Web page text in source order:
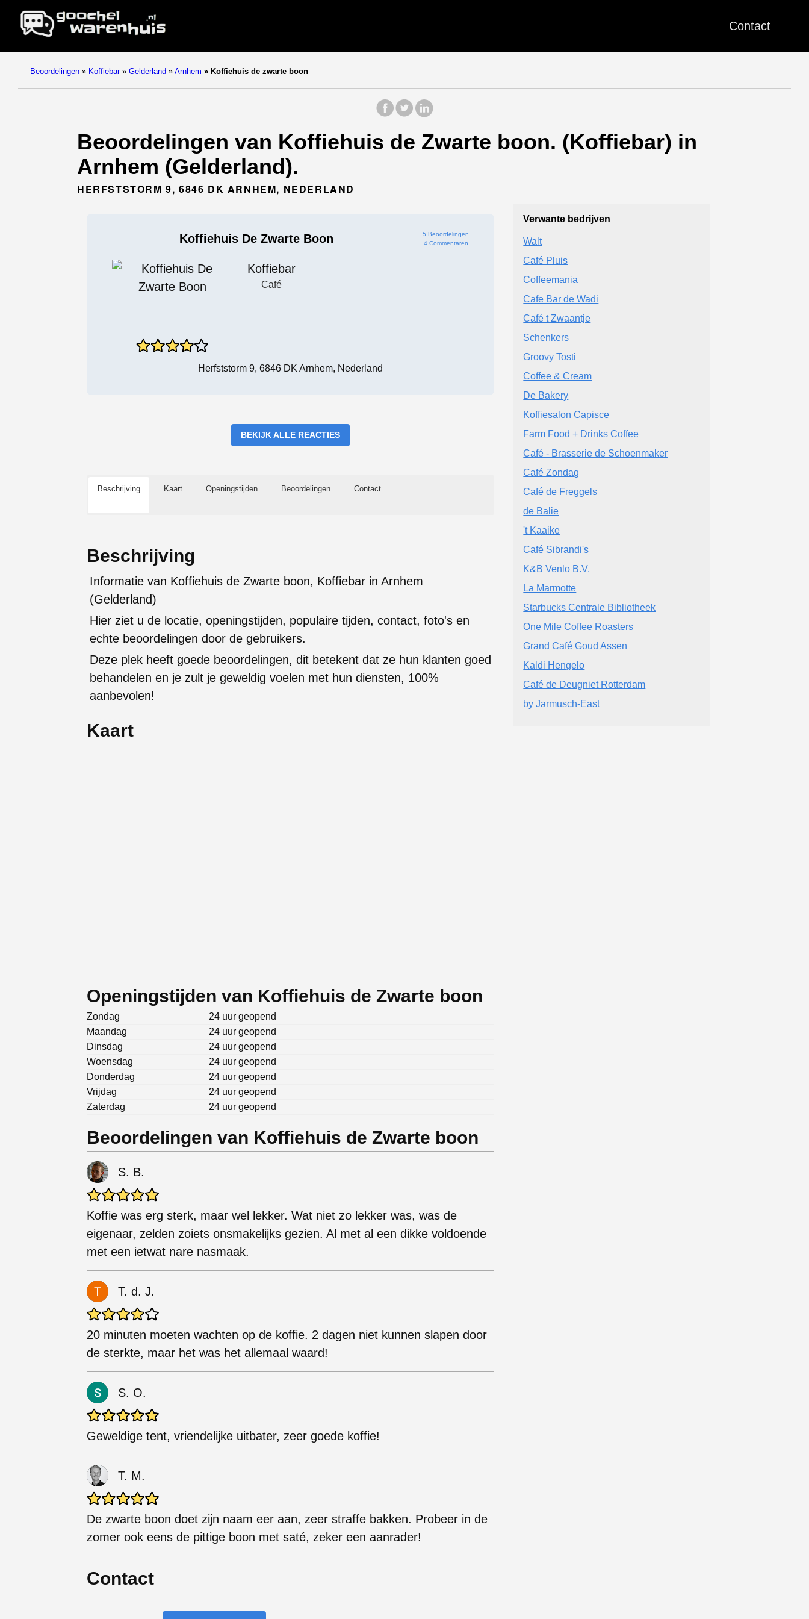
Contact
Beoordelingen » Koffiebar » Gelderland » Arnhem » Koffiehuis de zwarte boon
Beoordelingen van Koffiehuis de Zwarte boon. (Koffiebar) in
Arnhem (Gelderland).
HERFSTSTORM 9, 6846 DK ARNHEM, NEDERLAND
Koffiehuis De Zwarte Boon
5 Beoordelingen
4 Commentaren
Koffiebar
Café
Herfststorm 9, 6846 DK Arnhem, Nederland
BEKIJK ALLE REACTIES
Beschrijving Kaart Openingstijden Beoordelingen Contact
Beschrijving
Informatie van Koffiehuis de Zwarte boon, Koffiebar in Arnhem
(Gelderland)
Hier ziet u de locatie, openingstijden, populaire tijden, contact, foto's en
echte beoordelingen door de gebruikers.
Deze plek heeft goede beoordelingen, dit betekent dat ze hun klanten goed
behandelen en je zult je geweldig voelen met hun diensten, 100%
aanbevolen!
Kaart
Openingstijden van Koffiehuis de Zwarte boon
Zondag
24 uur geopend
Maandag
24 uur geopend
Dinsdag
24 uur geopend
Woensdag
24 uur geopend
Donderdag
24 uur geopend
Vrijdag
24 uur geopend
Zaterdag
24 uur geopend
Beoordelingen van Koffiehuis de Zwarte boon
S. B.
Koffie was erg sterk, maar wel lekker. Wat niet zo lekker was, was de
eigenaar, zelden zoiets onsmakelijks gezien. Al met al een dikke voldoende
met een ietwat nare nasmaak.
T. d. J.
20 minuten moeten wachten op de koffie. 2 dagen niet kunnen slapen door
de sterkte, maar het was het allemaal waard!
S. O.
Geweldige tent, vriendelijke uitbater, zeer goede koffie!
T. M.
De zwarte boon doet zijn naam eer aan, zeer straffe bakken. Probeer in de
zomer ook eens de pittige boon met saté, zeker een aanrader!
Contact
Verwante bedrijven
Walt
Café Pluis
Coffeemania
Cafe Bar de Wadi
Café t Zwaantje
Schenkers
Groovy Tosti
Coffee & Cream
De Bakery
Koffiesalon Capisce
Farm Food + Drinks Coffee
Café - Brasserie de Schoenmaker
Café Zondag
Café de Freggels
de Balie
't Kaaike
Café Sibrandi's
K&B Venlo B.V.
La Marmotte
Starbucks Centrale Bibliotheek
One Mile Coffee Roasters
Grand Café Goud Assen
Kaldi Hengelo
Café de Deugniet Rotterdam
by Jarmusch-East